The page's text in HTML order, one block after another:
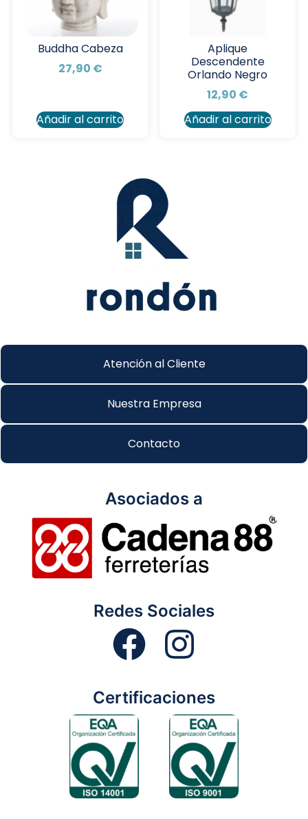
Buddha Cabeza
27,90 €
Añadir al carrito
Aplique
Descendente
Orlando Negro
12,90 €
Añadir al carrito
Atención al Cliente
Nuestra Empresa
Contacto
Asociados a
Redes Sociales
Certificaciones